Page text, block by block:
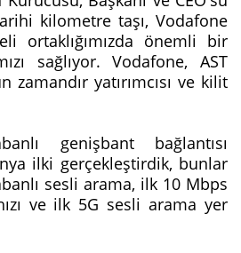
kilometre taşı, Vodafone
ortaklığımızda önemli bir
sağlıyor. Vodafone, AST
zamandır yatırımcısı ve kilit
genişbant bağlantısı
ilki gerçekleştirdik, bunlar
sesli arama, ilk 10 Mbps
ve ilk 5G sesli arama yer